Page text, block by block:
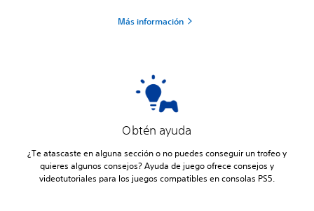
Más información
Obtén ayuda
¿Te atascaste en alguna sección o no puedes conseguir un trofeo y
quieres algunos consejos? Ayuda de juego ofrece consejos y
videotutoriales para los juegos compatibles en consolas PS5.